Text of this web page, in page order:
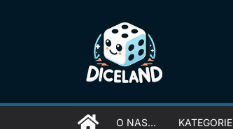
O NAS… KATEGORIE